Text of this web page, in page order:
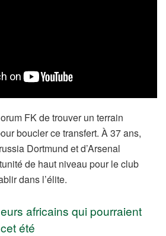
FK de trouver un terrain
boucler ce transfert. À 37 ans,
Dortmund et d’Arsenal
de haut niveau pour le club
dans l’élite.
africains qui pourraient
été